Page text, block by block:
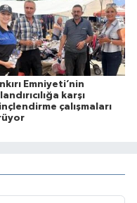
Emniyeti’nin
karşı
çalışmaları